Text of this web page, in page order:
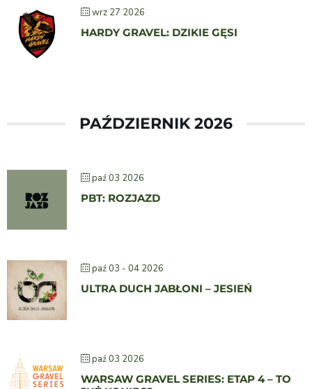
wrz 27 2026
HARDY GRAVEL: DZIKIE GĘSI
PAŹDZIERNIK 2026
paź 03 2026
PBT: ROZJAZD
paź 03 - 04 2026
ULTRA DUCH JABŁONI – JESIEŃ
paź 03 2026
WARSAW GRAVEL SERIES: ETAP 4 – TO